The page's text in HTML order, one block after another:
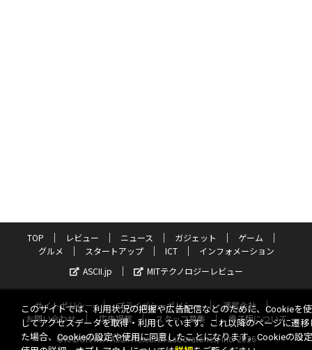
TOP レビュー ニュース ガジェット
ゲーム
グルメ
スタートアップ ICT
インフォメーション
ASCII.jp
MITテクノロジーレビュー
サイトポリシー プライバシーポリシー
運営会社
お問い合わせ
広告掲載 スタッフ募集
電子版について
©KADOKAWA ASCII Research Laboratories, Inc. 2026
このサイトでは、利用状況の把握や広告配信などのために、Cookieを
してアクセスデータを取得・利用しています。これ以降のページに遷移
た場合、Cookieの設定や使用に同意したことになります。Cookieの設